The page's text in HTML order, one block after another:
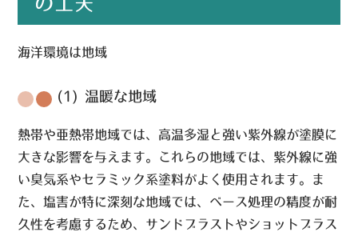
海洋環境は地域
(1) 温暖な地域
熱帯や亜熱帯地域では、高温多湿と強い紫外線が塗膜に
大きな影響を与えます。これらの地域では、紫外線に強
い臭気系やセラミック系塗料がよく使用されます。ま
た、塩害が特に深刻な地域では、ベース処理の精度が耐
久性を考慮するため、サンドブラストやショットブラス